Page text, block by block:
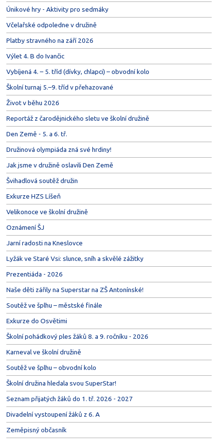
Únikové hry - Aktivity pro sedmáky
Včelařské odpoledne v družině
Platby stravného na září 2026
Výlet 4. B do Ivančic
Vybíjená 4. – 5. tříd (dívky, chlapci) – obvodní kolo
Školní turnaj 5.–9. tříd v přehazované
Život v běhu 2026
Reportáž z čarodějnického sletu ve školní družině
Den Země - 5. a 6. tř.
Družinová olympiáda zná své hrdiny!
Jak jsme v družině oslavili Den Země
Švihadlová soutěž družin
Exkurze HZS Líšeň
Velikonoce ve školní družině
Oznámení ŠJ
Jarní radosti na Kneslovce
Lyžák ve Staré Vsi: slunce, sníh a skvělé zážitky
Prezentiáda - 2026
Naše děti zářily na Superstar na ZŠ Antonínské!
Soutěž ve šplhu – městské finále
Exkurze do Osvětimi
Školní pohádkový ples žáků 8. a 9. ročníku - 2026
Karneval ve školní družině
Soutěž ve šplhu – obvodní kolo
Školní družina hledala svou SuperStar!
Seznam přijatých žáků do 1. tř. 2026 - 2027
Divadelní vystoupení žáků z 6. A
Zeměpisný občasník